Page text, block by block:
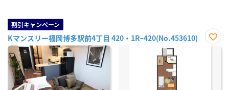
割引キャンペーン
Kマンスリー福岡博多駅前4丁目 420・1Rｰ420(No.453610)
お気